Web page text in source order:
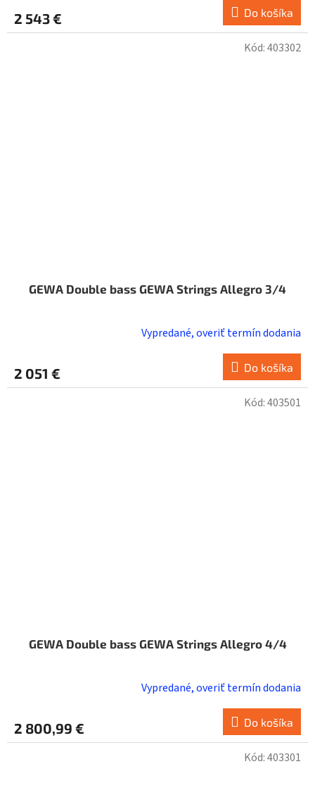
2 543 € Do košíka
GEWA Double bass GEWA Strings Allegro 3/4
Vypredané, overiť termín dodania
2 051 € Do košíka
Kód:403302
GEWA Double bass GEWA Strings Allegro 4/4
Vypredané, overiť termín dodania
2 800,99 € Do košíka
Kód:403501
Kód:403301